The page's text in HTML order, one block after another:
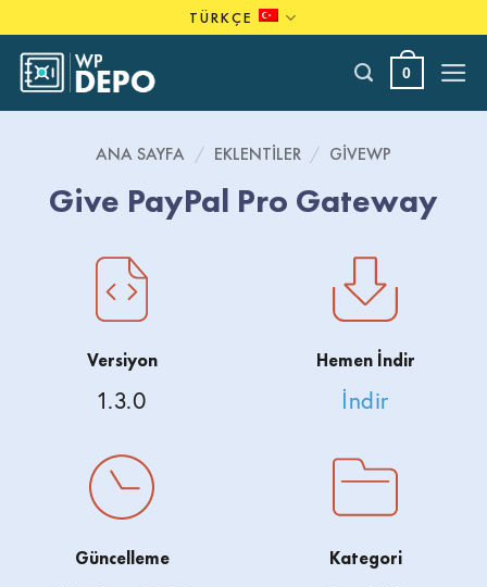
to
content
TÜRKÇE
0
ANA SAYFA / EKLENTILER / GIVEWP
Give PayPal Pro Gateway
Versiyon
1.3.0
Hemen İndir
İndir
Güncelleme Kategori